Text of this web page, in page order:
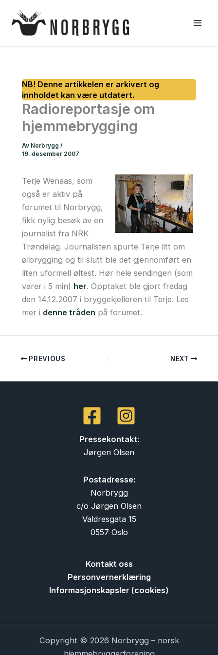
rett
Radioreportasje om
hjemmebrygging
Av Norbrygg /
19. desember 2007
Terje Wenaas, som
også er aktiv på
forumet til Norbrygg,
fikk nylig besøk av en
journalist fra NRK
Trøndelag. Journalisten spurte Terje litt om
ølbrygging og til slutt ble det gjennomført en
liten uformell øltest. Hør hele sendingen (som
varer i 5 min) her. Opptaket ble gjort fredag
den 14.12.2007 i bryggekjelleren til Terje. Les
mer i denne tråden på forumet.
PREVIOUS NEXT
Pressekontakt:
Jørgen Olsen
Postadresse:
Norbrygg
c/o Jørgen Olsen
Valdresgata 15
0557 Oslo
Kontakt oss
Personvernerklæring
Informasjonskapsler (cookies)
Copyright © 2026 Norbrygg – norsk